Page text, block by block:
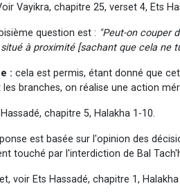
Vayikra, chapitre 25, verset 4, Ets
question est : "Peut-on couper
à proximité [sachant que cela ne
: cela est permis, étant donné que
branches, on réalise une action
chapitre 5, Halakha 1-10.
est basée sur l'opinion des
touché par l'interdiction de Bal
voir Ets Hassadé, chapitre 1,